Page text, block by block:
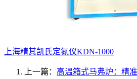
上海精其凯氏定氮仪KDN-1000
上一篇： 高温箱式马弗炉：精